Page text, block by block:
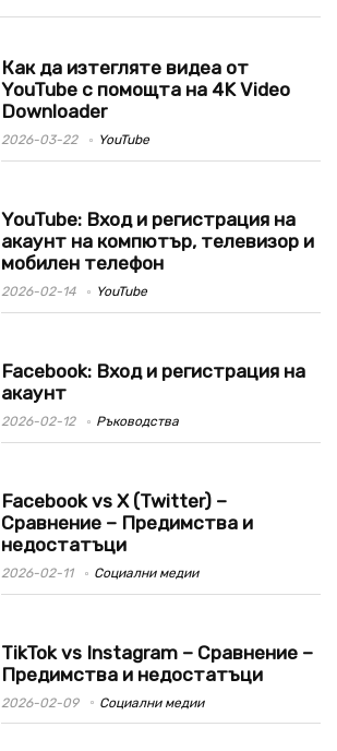
Как да изтегляте видеа от
YouTube с помощта на 4K Video
Downloader
2026-03-22 YouTube
YouTube: Вход и регистрация на
акаунт на компютър, телевизор и
мобилен телефон
2026-02-14 YouTube
Facebook: Вход и регистрация на
акаунт
2026-02-12 Ръководства
Facebook vs X (Twitter) –
Сравнение – Предимства и
недостатъци
2026-02-11 Социални медии
TikTok vs Instagram – Сравнение –
Предимства и недостатъци
2026-02-09 Социални медии